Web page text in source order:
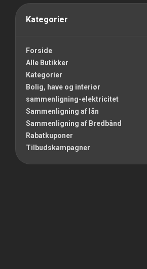
Kategorier
Forside
Alle Butikker
Kategorier
Bolig, have og interiør
sammenligning-elektricitet
Sammenligning af lån
Sammenligning af Bredbånd
Rabatkuponer
Tilbudskampagner